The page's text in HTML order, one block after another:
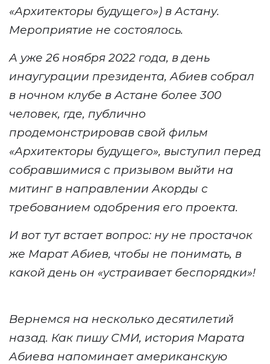
«Архитекторы будущего») в Астану.
Мероприятие не состоялось.
А уже26 ноября 2022 года, в день
инаугурации президента,Абиев собрал
в ночном клубе в Астане более 300
человек, где, публично
продемонстрировав свой фильм
«Архитекторы будущего», выступил перед
собравшимися с призывом выйти на
митинг в направлении Акорды с
требованием одобрения его проекта.
И вот тут встает вопрос: ну не простачок
же Марат Абиев, чтобы не понимать, в
какой день он «устраивает беспорядки»!
Вернемся на несколько десятилетий
назад. Как пишу СМИ, история Марата
Абиева напоминает американскую